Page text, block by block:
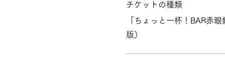
チケットの種類
「ちょっと一杯！BAR赤
版）